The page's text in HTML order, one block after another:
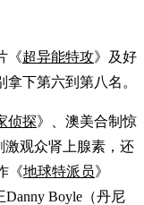
《超异能特攻》及好
拿下第六到第八名。
侦探》、澳美合制惊
激观众肾上腺素，还
《地球特派员》
Danny Boyle（丹尼